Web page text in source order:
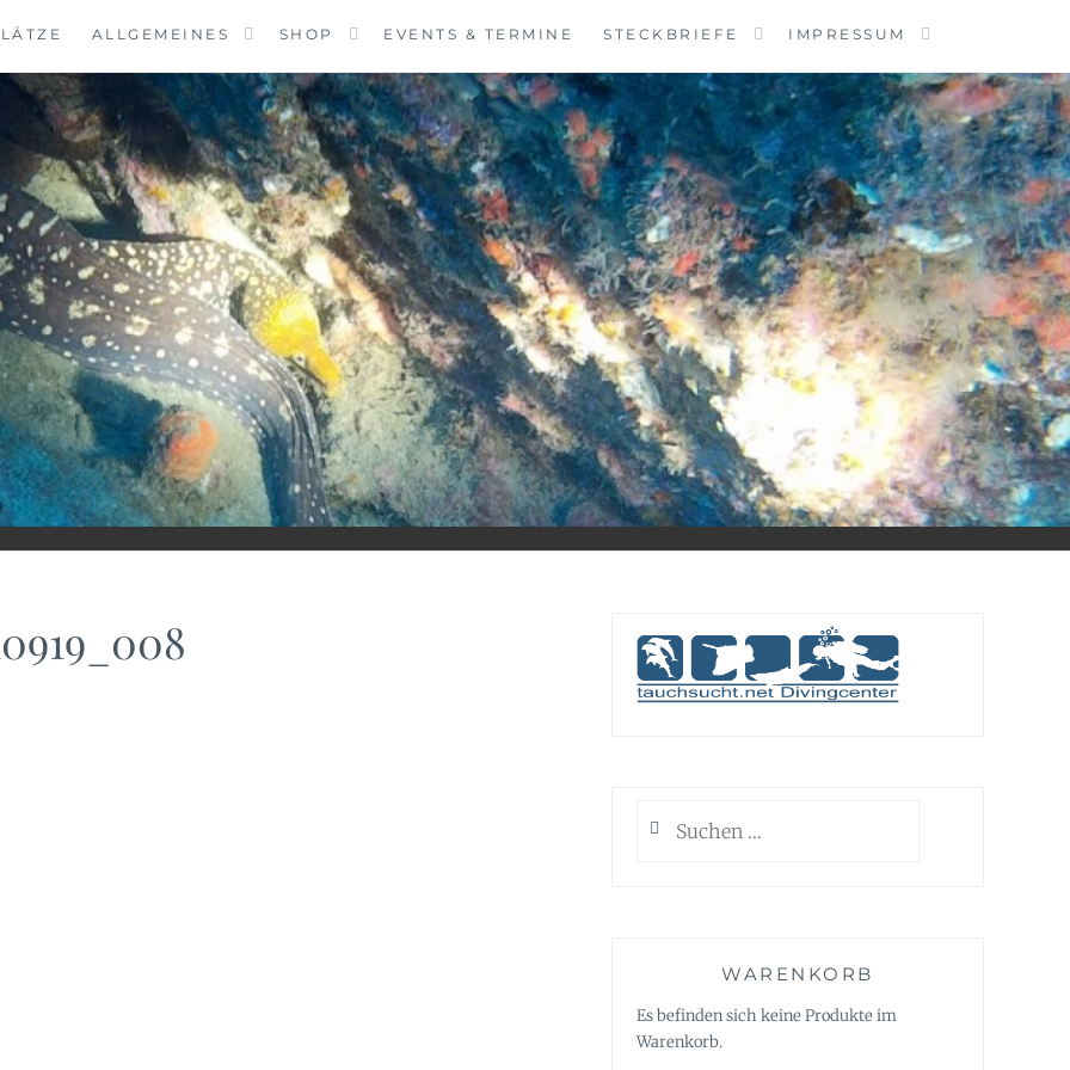
ALLGEMEINES SHOP EVENTS & TERMINE STECKBRIEFE IMPRESSUM
nach:
WARENKORB
Es befinden sich keine Produkte im
Warenkorb.